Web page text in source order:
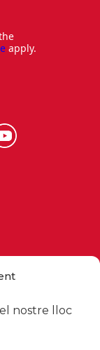
nostre lloc
apply.